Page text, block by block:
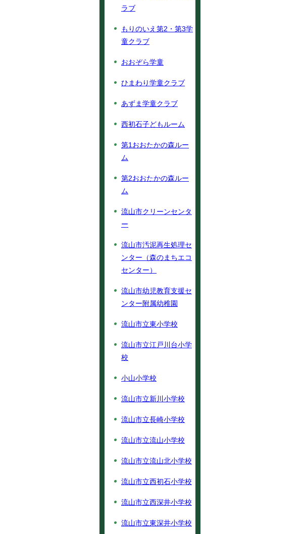
ラブ
もりのいえ第2・第3学
童クラブ
おおぞら学童
ひまわり学童クラブ
あずま学童クラブ
西初石子どもルーム
第1おおたかの森ルー
ム
第2おおたかの森ルー
ム
流山市クリーンセンタ
ー
流山市汚泥再生処理セ
ンター（森のまちエコ
センター）
流山市幼児教育支援セ
ンター附属幼稚園
流山市立東小学校
流山市立江戸川台小学
校
小山小学校
流山市立新川小学校
流山市立長崎小学校
流山市立流山小学校
流山市立流山北小学校
流山市立西初石小学校
流山市立西深井小学校
流山市立東深井小学校